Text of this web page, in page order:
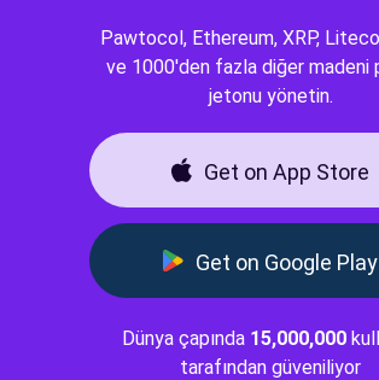
Pawtocol, Ethereum, XRP,
ve 1000'den fazla diğer madeni
jetonu yönetin.
Get on App Store
Get on Google Play
Dünya çapında 15,000,000
tarafından güveniliyor